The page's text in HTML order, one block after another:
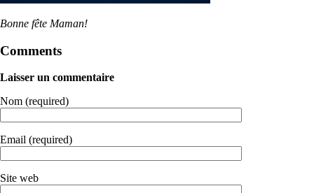
Bonne fête Maman!
Comments
Laisser un commentaire
Nom (required)
Email (required)
Site web